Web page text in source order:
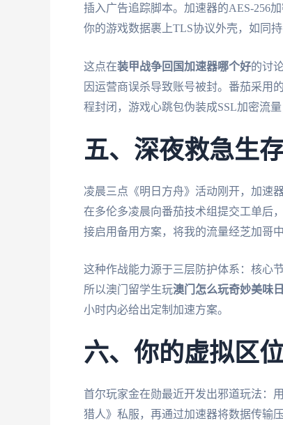
插入广告追踪脚本。加速器的AES-256
你的游戏数据裹上TLS协议外壳，如同
这点在装甲战争回国加速器哪个好的讨
因运营商误杀导致账号被封。番茄采用
程封闭，游戏心跳包伪装成SSL加密流
五、深夜救急生
凌晨三点《明日方舟》活动刚开，加速
在多伦多凌晨向番茄技术组提交工单后
接启用备用方案，将我的流量经芝加哥
这种作战能力源于三层防护体系：核心
所以澳门留学生玩澳门怎么玩奇妙美味
小时内必给出定制加速方案。
六、你的虚拟区
首尔玩家金在勋最近开发出邪道玩法：
猎人》私服，再通过加速器将数据传输